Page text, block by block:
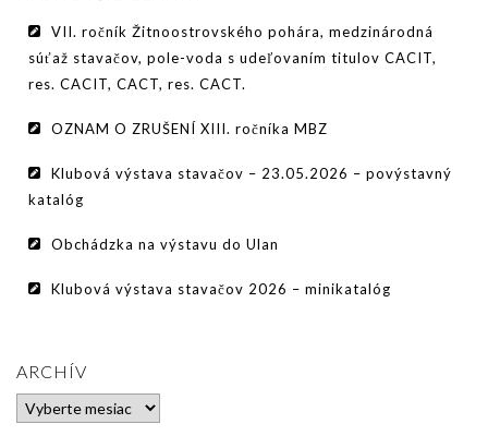
CHOVNÉ PSY
CHOVNÉ SUKY
CHOVATEĽSKÉ STANICE
OČAKÁVANÉ VRHY PP V ROKU 2026
AKCIE
STAVAČOV „MEMORIÁL B. ZEMKA“
SKÚŠKY
VII. ročník Žitnoostrovského pohára, medzinárodná
súťaž stavačov, pole-voda s udeľovaním titulov CACIT,
res. CACIT, CACT, res. CACT.
OZNAM O ZRUŠENÍ XIII. ročníka MBZ
Klubová výstava stavačov – 23.05.2026 – povýstavný
katalóg
Obchádzka na výstavu do Ulan
Klubová výstava stavačov 2026 – minikatalóg
ARCHÍV
Archív